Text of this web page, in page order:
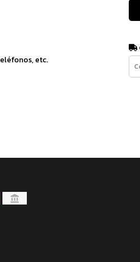
etc.